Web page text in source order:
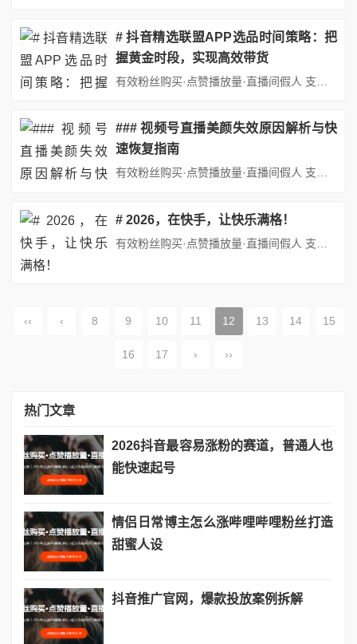
# 抖音精选联盟APP选品时间策略：把
握黄金时段，实现高效带货
### 视频号直播美颜失效原因解析与快
速恢复指南
有效粉丝购买·点赞播放量·直播间假人 支持：抖音,快手,小红书,视频号,微博,B站,西瓜头条等各类自媒体平台。自助平台： http://www.fs688.com/ 在短视频与直播盛行的时代，视频号已成为许多人展示自我、分享生活的重要平台。美颜功能作为直播中的“颜值担当”，能够显著提升主播的形象吸引力，增强观众的观看体验。然而，当美颜功能突然失效时，不仅可能影响主播的...
# 2026，在快手，让快乐满格！
‹‹ ‹ 8 9 10 11 12 13 14 15
16 17 › ››
热门文章
2026抖音最容易涨粉的赛道，普通人也
能快速起号
情侣日常博主怎么涨哔哩哔哩粉丝打造
甜蜜人设
抖音推广官网，爆款投放案例拆解